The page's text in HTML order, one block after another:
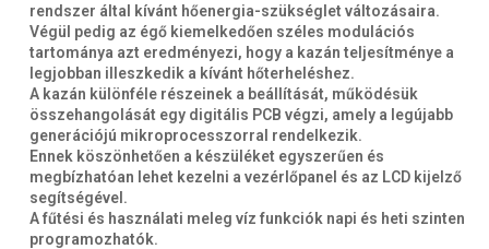
rendszer által kívánt hőenergia-szükséglet változásaira.
Végül pedig az égő kiemelkedően széles modulációs
tartománya azt eredményezi, hogy a kazán teljesítménye a
legjobban illeszkedik a kívánt hőterheléshez.
A kazán különféle részeinek a beállítását, működésük
összehangolását egy digitális PCB végzi, amely a legújabb
generációjú mikroprocesszorral rendelkezik.
Ennek köszönhetően a készüléket egyszerűen és
megbízhatóan lehet kezelni a vezérlőpanel és az LCD kijelző
segítségével.
A fűtési és használati meleg víz funkciók napi és heti szinten
programozhatók.